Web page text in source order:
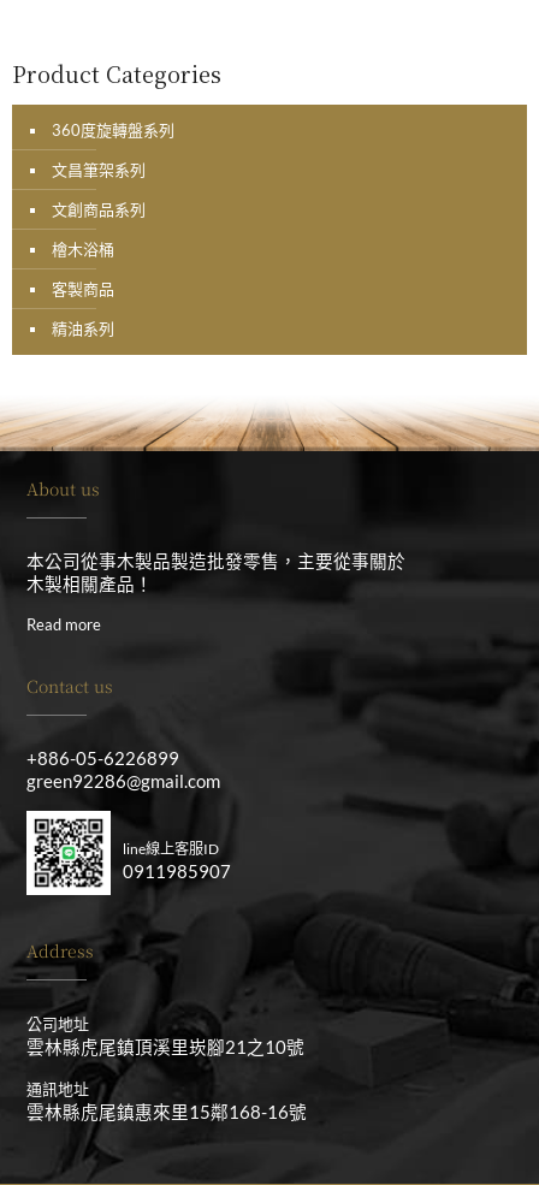
Product Categories
360度旋轉盤系列
文昌筆架系列
文創商品系列
檜木浴桶
客製商品
精油系列
About us
本公司從事木製品製造批發零售，主要從事關於
木製相關產品！
Read more
Contact us
+886-05-6226899
green92286@gmail.com
line線上客服ID
0911985907
Address
公司地址
雲林縣虎尾鎮頂溪里崁腳21之10號
通訊地址
雲林縣虎尾鎮惠來里15鄰168-16號